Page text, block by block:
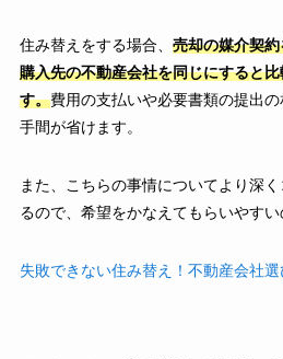
住み替えをする場合、 売却の媒介契
購入先の不動産会社を同じにすると
す。費用の支払いや必要書類の提出
手間が省けます。
また、こちらの事情についてより深
るので、希望をかなえてもらいやすい
失敗できない住み替え！不動産会社